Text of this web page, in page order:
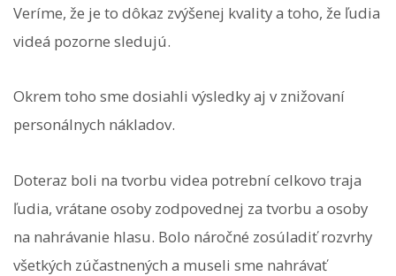
Veríme, že je to dôkaz zvýšenej kvality a toho, že ľudia
videá pozorne sledujú.
Okrem toho sme dosiahli výsledky aj v znižovaní
personálnych nákladov.
Doteraz boli na tvorbu videa potrební celkovo traja
ľudia, vrátane osoby zodpovednej za tvorbu a osoby
na nahrávanie hlasu. Bolo náročné zosúladiť rozvrhy
všetkých zúčastnených a museli sme nahrávať